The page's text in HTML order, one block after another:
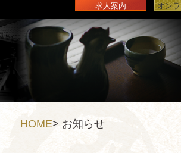
オン
求人案内
HOME> お知らせ